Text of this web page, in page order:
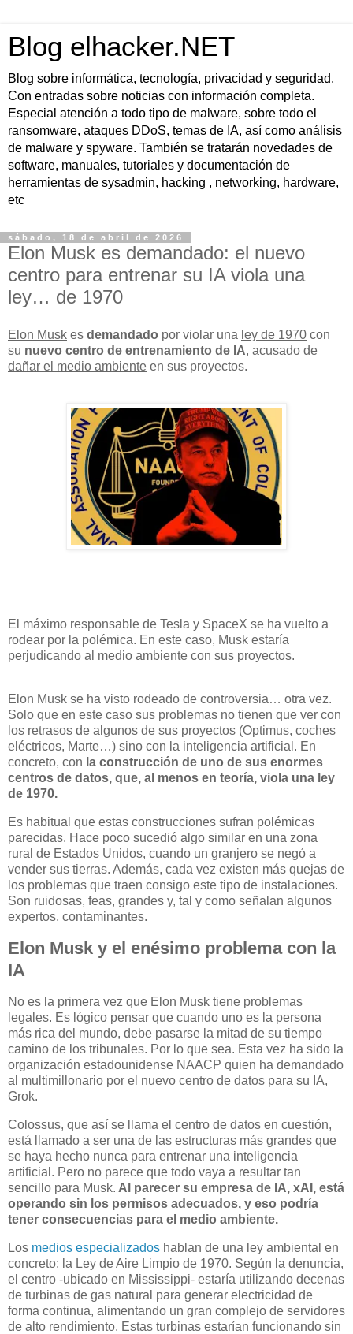
Blog elhacker.NET
Blog sobre informática, tecnología, privacidad y seguridad.
Con entradas sobre noticias con información completa.
Especial atención a todo tipo de malware, sobre todo el
ransomware, ataques DDoS, temas de IA, así como análisis
de malware y spyware. También se tratarán novedades de
software, manuales, tutoriales y documentación de
herramientas de sysadmin, hacking , networking, hardware,
etc
sábado, 18 de abril de 2026
Elon Musk es demandado: el nuevo
centro para entrenar su IA viola una
ley… de 1970
Elon Musk es demandado por violar una ley de 1970 con
su nuevo centro de entrenamiento de IA, acusado de
dañar el medio ambiente en sus proyectos.
El máximo responsable de Tesla y SpaceX se ha vuelto a
rodear por la polémica. En este caso, Musk estaría
perjudicando al medio ambiente con sus proyectos.
Elon Musk se ha visto rodeado de controversia… otra vez.
Solo que en este caso sus problemas no tienen que ver con
los retrasos de algunos de sus proyectos (Optimus, coches
eléctricos, Marte…) sino con la inteligencia artificial. En
concreto, con la construcción de uno de sus enormes
centros de datos, que, al menos en teoría, viola una ley
de 1970.
Es habitual que estas construcciones sufran polémicas
parecidas. Hace poco sucedió algo similar en una zona
rural de Estados Unidos, cuando un granjero se negó a
vender sus tierras. Además, cada vez existen más quejas de
los problemas que traen consigo este tipo de instalaciones.
Son ruidosas, feas, grandes y, tal y como señalan algunos
expertos, contaminantes.
Elon Musk y el enésimo problema con la
IA
No es la primera vez que Elon Musk tiene problemas
legales. Es lógico pensar que cuando uno es la persona
más rica del mundo, debe pasarse la mitad de su tiempo
camino de los tribunales. Por lo que sea. Esta vez ha sido la
organización estadounidense NAACP quien ha demandado
al multimillonario por el nuevo centro de datos para su IA,
Grok.
Colossus, que así se llama el centro de datos en cuestión,
está llamado a ser una de las estructuras más grandes que
se haya hecho nunca para entrenar una inteligencia
artificial. Pero no parece que todo vaya a resultar tan
sencillo para Musk. Al parecer su empresa de IA, xAI, está
operando sin los permisos adecuados, y eso podría
tener consecuencias para el medio ambiente.
Los medios especializados hablan de una ley ambiental en
concreto: la Ley de Aire Limpio de 1970. Según la denuncia,
el centro -ubicado en Mississippi- estaría utilizando decenas
de turbinas de gas natural para generar electricidad de
forma continua, alimentando un gran complejo de servidores
de alto rendimiento. Estas turbinas estarían funcionando sin